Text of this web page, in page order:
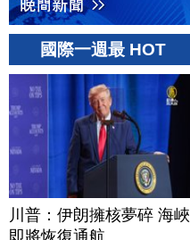
國際一週最 HOT
川普：伊朗擁核夢碎 海峽